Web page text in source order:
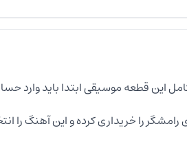
این قطعه موسیقی ابتدا باید وارد
را خریداری کرده و این آهنگ را